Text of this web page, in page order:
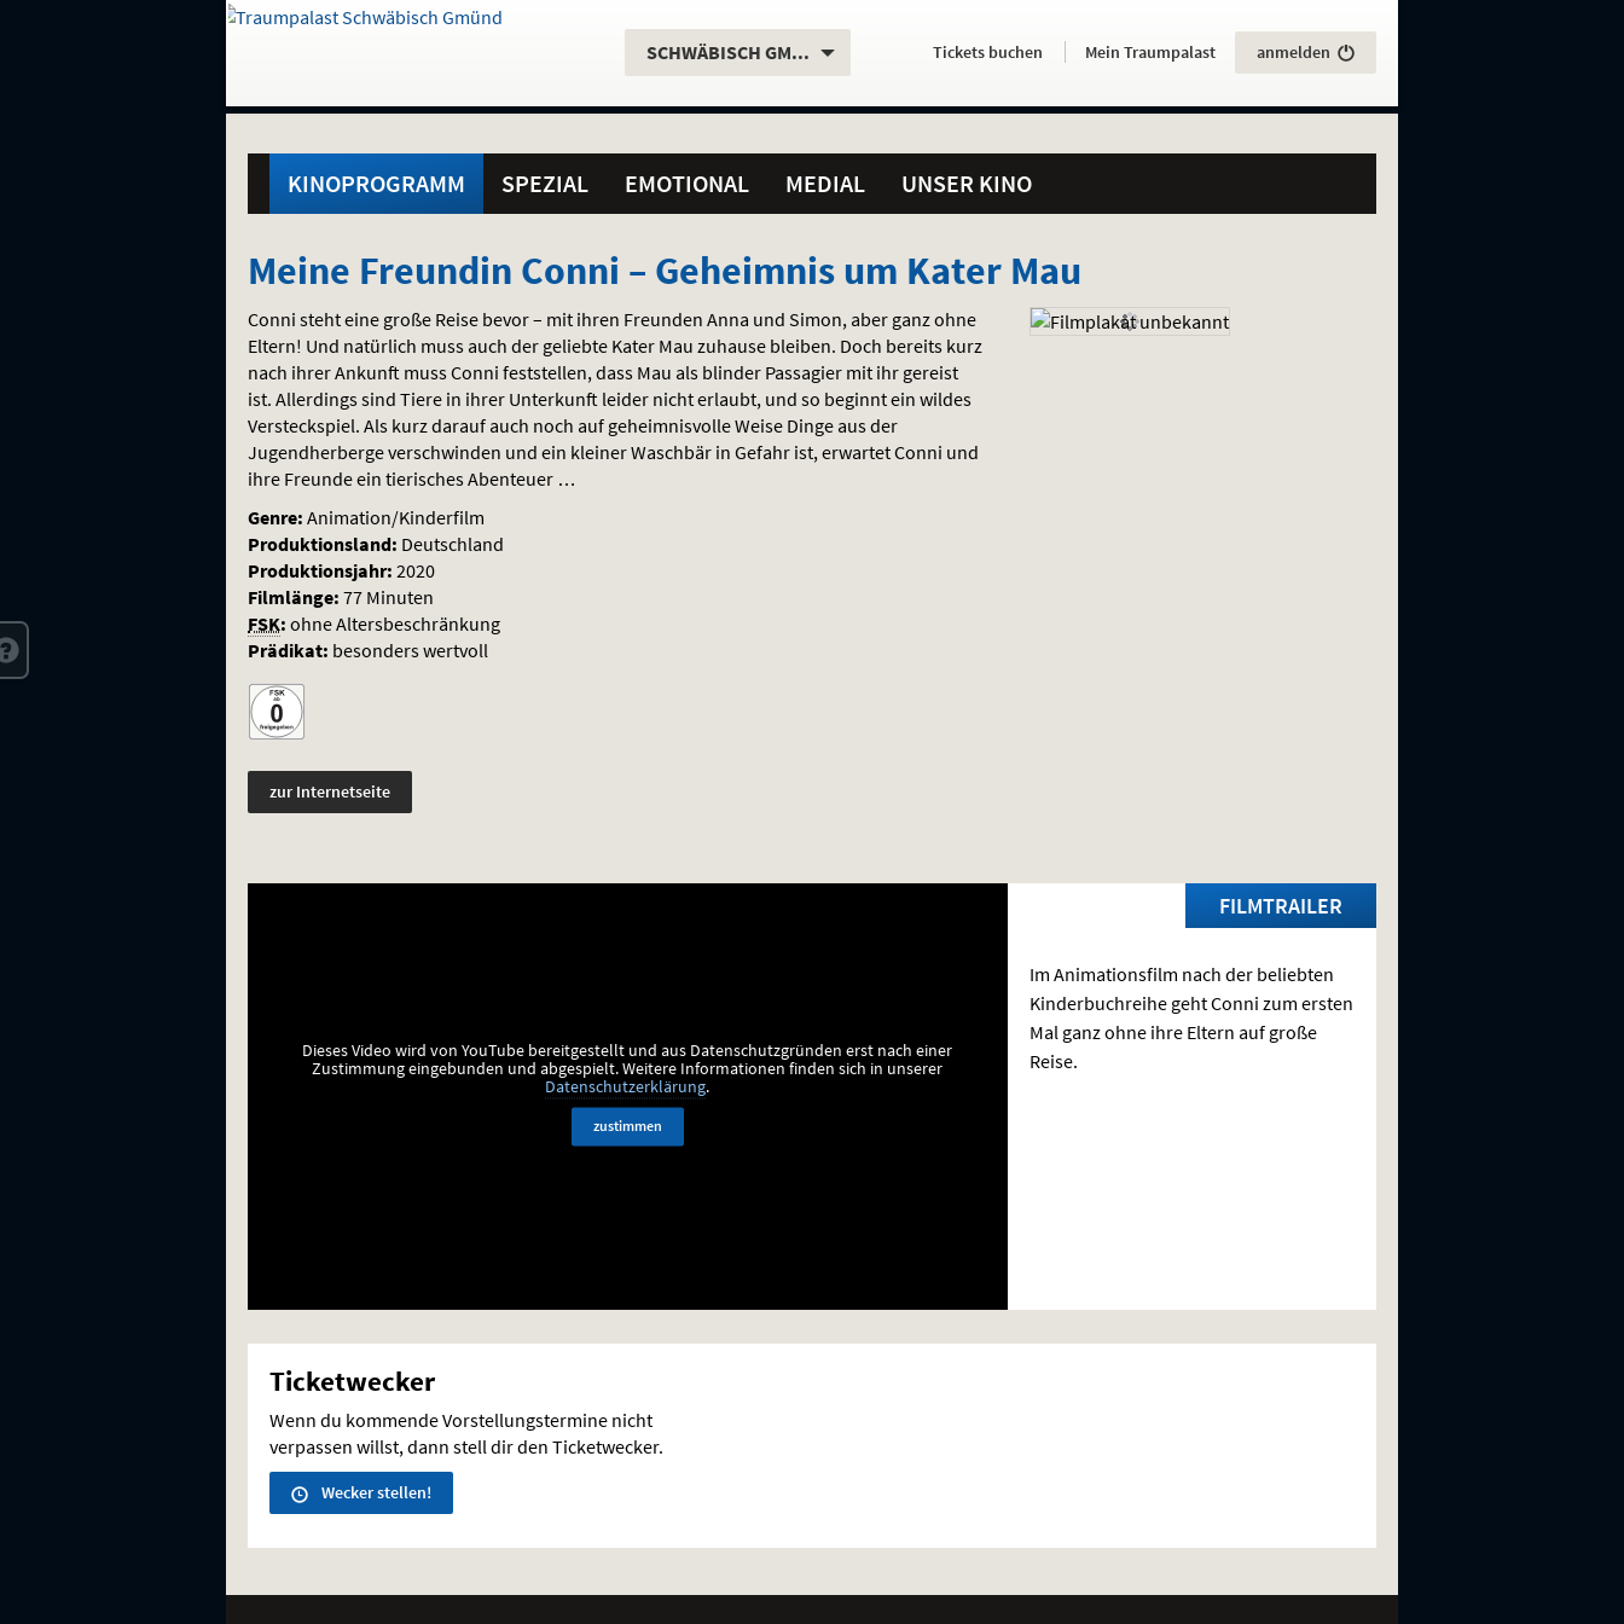
direkt
Inhalt
Menü
und
Gehe
Standortauswahl
Aktueller
SCHWÄBISCH GMÜND. Servicefunktionen
Aktuelles
HierTickets buchen . Mein Traumpalast anmelden
KINOPROGRAMM SPEZIAL EMOTIONAL MEDIAL UNSER KINO
Meine
Freundin
Conni
Geheimnis
um
Kater
Mau
Meine Freundin Conni – Geheimnis um Kater Mau
Conni steht eine große Reise bevor – mit ihren Freunden Anna und Simon, aber ganz ohne
Eltern! Und natürlich muss auch der geliebte Kater Mau zuhause bleiben. Doch bereits kurz
nach ihrer Ankunft muss Conni feststellen, dass Mau als blinder Passagier mit ihr gereist
ist. Allerdings sind Tiere in ihrer Unterkunft leider nicht erlaubt, und so beginnt ein wildes
Versteckspiel. Als kurz darauf auch noch auf geheimnisvolle Weise Dinge aus der
Jugendherberge verschwinden und ein kleiner Waschbär in Gefahr ist, erwartet Conni und
ihre Freunde ein tierisches Abenteuer …
Genre: Animation/Kinderfilm
Produktionsland: Deutschland
Produktionsjahr: 2020
Filmlänge: 77 Minuten
FSK: ohne Altersbeschränkung
Prädikat: besonders wertvoll
zur Internetseite
FILMTRAILER
Dieses Video wird von YouTube bereitgestellt und aus Datenschutzgründen erst nach einer
Zustimmung eingebunden und abgespielt.Weitere Informationen finden sich in unserer
Datenschutzerklärung.
zustimmen
Im Animationsfilm nach der beliebten
Kinderbuchreihe geht Conni zum ersten
Mal ganz ohne ihre Eltern auf große
Reise.
Ticketwecker
Wenn du kommende Vorstellungstermine nicht
verpassen willst, dann stell dir den Ticketwecker.
Wecker stellen!